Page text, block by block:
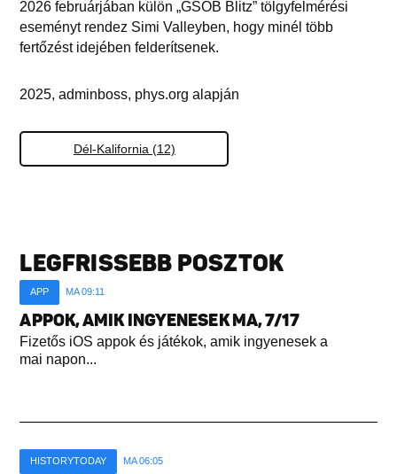
2026 februárjában külön „GSOB Blitz” tölgyfelmérési
eseményt rendez Simi Valleyben, hogy minél több
fertőzést idejében felderítsenek.
2025, adminboss, phys.org alapján
Dél-Kalifornia (12)
LEGFRISSEBB POSZTOK
APP MA 09:11
APPOK, AMIK INGYENESEK MA, 7/17
Fizetős iOS appok és játékok, amik ingyenesek a
mai napon...
HISTORYTODAY MA 06:05